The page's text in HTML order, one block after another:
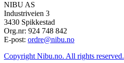
NIBU AS
Industriveien 3
3430 Spikkestad
Org.nr: 924 748 842
E-post: ordre@nibu.no
Copyright Nibu.no. All rights reserved.